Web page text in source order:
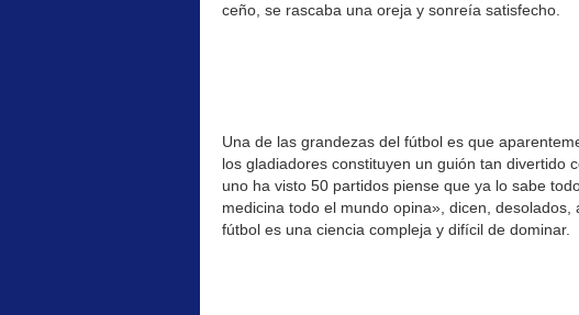
ceño, se rascaba una oreja y sonreía satisfecho.
Una de las grandezas del fútbol es que
los gladiadores constituyen un guión tan divertido
uno ha visto 50 partidos piense que ya lo sabe
medicina todo el mundo opina», dicen,
fútbol es una ciencia compleja y difícil de dominar.